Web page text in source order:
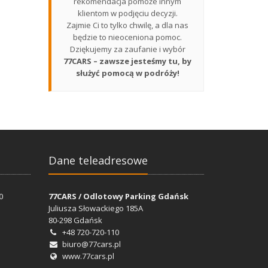
klientom w podjęciu decyzji.
Zajmie Ci to tylko chwilę, a dla nas
będzie to nieoceniona pomoc.
Dziękujemy za zaufanie i wybór
77CARS – zawsze jesteśmy tu, by
służyć pomocą w podróży!
Dane teleadresowe
77CARS / Odlotowy Parking Gdańsk
Juliusza Słowackiego 185A
80-298 Gdańsk
+48 720-720-110
biuro@77cars.pl
www.77cars.pl
Dane teleadresowe
77CARS / Odlotowy Parking Gdańsk
Juliusza Słowackiego 185A
80-298 Gdańsk
+48 720-720-110
biuro@77cars.pl
www.77cars.pl